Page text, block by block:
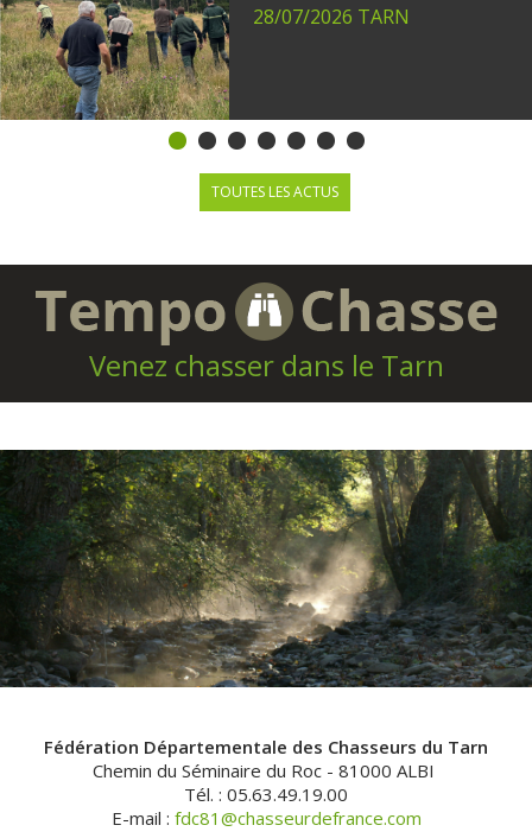
Chasseurs et forestiers
28/07/2026 TARN
TOUTES LES ACTUS
Venez chasser dans le Tarn
Fédération Départementale des Chasseurs du Tarn
Chemin du Séminaire du Roc - 81000 ALBI
Tél. : 05.63.49.19.00
E-mail : fdc81@chasseurdefrance.com